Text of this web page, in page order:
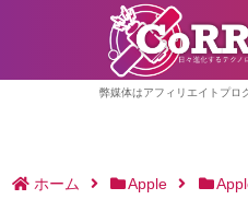
弊媒体はアフィリエイトプロ
ホーム Apple